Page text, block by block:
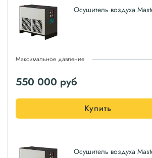
Осушитель воздуха
Максимальное давление
550 000 руб
Купить
Осушитель воздуха